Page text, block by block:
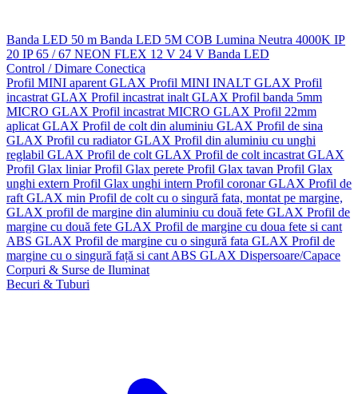
Banda LED 50 m Banda LED 5M COB Lumina Neutra 4000K IP
20 IP 65 / 67 NEON FLEX 12 V 24 V Banda LED
Control / Dimare Conectica
Profil MINI aparent GLAX Profil MINI INALT GLAX Profil
incastrat GLAX Profil incastrat inalt GLAX Profil banda 5mm
MICRO GLAX Profil incastrat MICRO GLAX Profil 22mm
aplicat GLAX Profil de colt din aluminiu GLAX Profil de sina
GLAX Profil cu radiator GLAX Profil din aluminiu cu unghi
reglabil GLAX Profil de colt GLAX Profil de colt incastrat GLAX
Profil Glax liniarProfil Glax perete Profil Glax tavan Profil Glax
unghi extern Profil Glax unghi intern Profil coronar GLAX Profil de
raft GLAX min Profil de colt cu o singură fata, montat pe margine,
GLAX profil de margine din aluminiu cu două fete GLAX Profil de
margine cu două fete GLAX Profil de margine cu doua fete si cant
ABS GLAX Profil de margine cu o singură fata GLAX Profil de
margine cu o singură față si cant ABS GLAX Dispersoare/Capace
Corpuri & Surse de Iluminat
Becuri & Tuburi